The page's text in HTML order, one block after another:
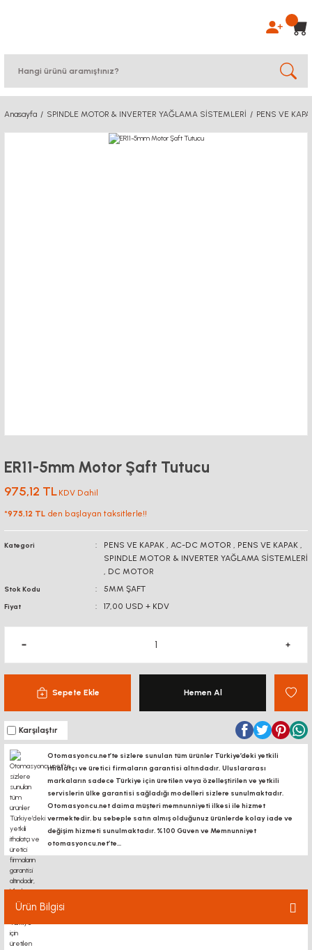
Anasayfa SPINDLE MOTOR & INVERTER YAĞLAMA SİSTEMLERİ PENS VE
ER11-5mm Motor Şaft Tutucu
975,12 TL KDV Dahil
*975,12 TL den başlayan taksitlerle!!
Kategori PENS VE KAPAK , AC-DC MOTOR , PENS VE KAPAK ,
SPINDLE MOTOR & INVERTER YAĞLAMA SİSTEMLERİ
, DC MOTOR
Stok Kodu 5MM ŞAFT
Fiyat 17,00 USD + KDV
Sepete Ekle Hemen Al
Karşılaştır
Otomasyoncu.net’te sizlere sunulan tüm ürünler Türkiye’deki yetkili
ithalatçı ve üretici firmaların garantisi altındadır, Uluslararası
markaların sadece Türkiye için üretilen veya özelleştirilen ve yetkili
servislerin ülke garantisi sağladığı modelleri sizlere sunulmaktadır.
Otomasyoncu.net daima müşteri memnunniyeti ilkesi ile hizmet
vermektedir. bu sebeple satın almış olduğunuz ürünlerde kolay iade ve
değişim hizmeti sunulmaktadır. %100 Güven ve Memnunniyet
otomasyoncu.net’te...
Ürün Bilgisi